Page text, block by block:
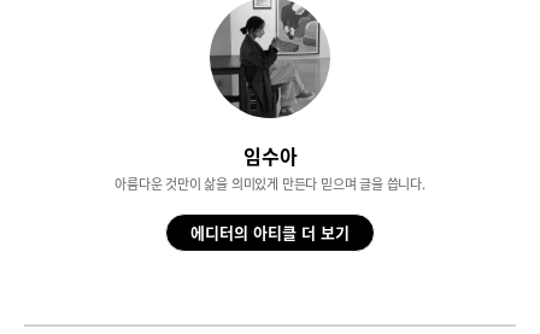
임수아
아름다운 것만이 삶을 의미있게 만든다 믿으며 글을 씁니다.
에디터의 아티클 더 보기